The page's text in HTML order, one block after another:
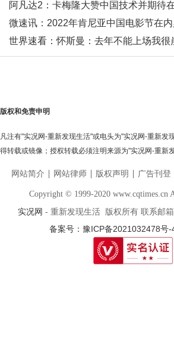
阿凡达2：卡梅隆大赞中国技术并期待
DC？
微速讯：2022年肯尼亚中国电影节在
世界速看：怀斯曼：去年不能上场我
看电影调节心情
版权和免责申明
凡注有"实况网-重新发现生活"或电头为"实况网-重新
得转载或镜像；授权转载必须注明来源为"实况网-重新
网站简介 网站律师 版权声明 广告刊登
Copyright © 1999-2020 www.cqtimes.cn
实况网 - 重新发现生活 版权所有 联系邮箱
备案号：豫ICP备2021032478号-